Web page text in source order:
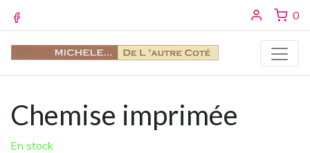
Se 0
Chemise imprimée
En stock